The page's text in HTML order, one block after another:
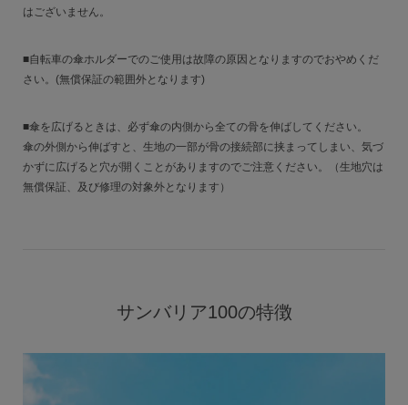
はございません。
■自転車の傘ホルダーでのご使用は故障の原因となりますのでおやめくだ
さい。(無償保証の範囲外となります)
■傘を広げるときは、必ず傘の内側から全ての骨を伸ばしてください。
傘の外側から伸ばすと、生地の一部が骨の接続部に挟まってしまい、気づ
かずに広げると穴が開くことがありますのでご注意ください。（生地穴は
無償保証、及び修理の対象外となります）
サンバリア100の特徴